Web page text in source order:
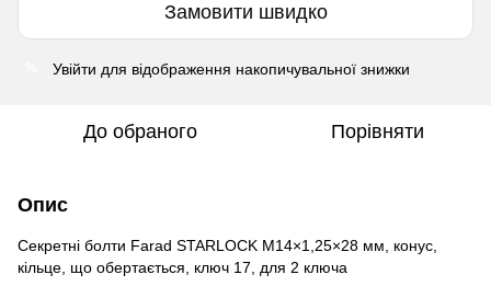
Замовити швидко
Увійти для відображення накопичувальної знижки
До обраного Порівняти
Опис
Секретні болти Farad STARLOCK M14×1,25×28 мм, конус,
кільце, що обертається, ключ 17, для 2 ключа